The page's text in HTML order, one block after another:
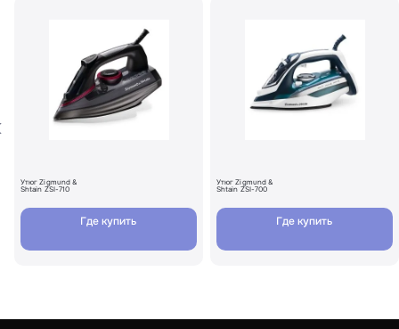
Утюг Zigmund &
Shtain ZSI-710
Где купить
Утюг Zigmund &
Shtain ZSI-700
Где купить